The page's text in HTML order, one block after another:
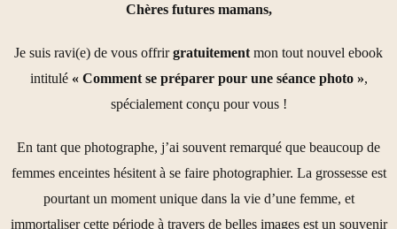
Chères futures mamans,
Je suis ravi(e) de vous offrirgratuitement mon tout nouvel ebook
intitulé « Comment se préparer pour une séance photo »,
spécialement conçu pour vous !
En tant que photographe, j’ai souvent remarqué que beaucoup de
femmes enceintes hésitent à se faire photographier. La grossesse est
pourtant un moment unique dans la vie d’une femme, et
immortaliser cette période à travers de belles images est un souvenir